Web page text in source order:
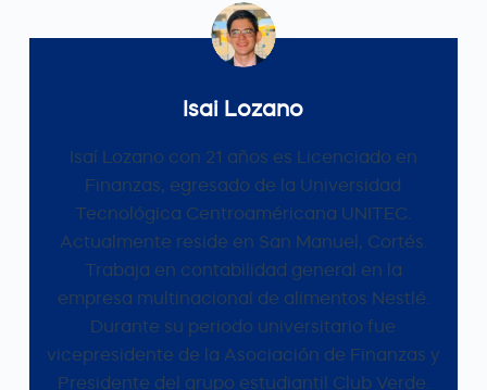
Isai Lozano
Isaí Lozano con 21 años es Licenciado en
Finanzas, egresado de la Universidad
Tecnológica Centroaméricana UNITEC.
Actualmente reside en San Manuel, Cortés.
Trabaja en contabilidad general en la
empresa multinacional de alimentos Nestlé.
Durante su periodo universitario fue
vicepresidente de la Asociación de Finanzas y
Presidente del grupo estudiantil Club Verde.